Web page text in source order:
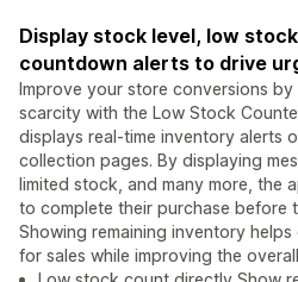
Display stock level, low
countdown alerts to drive
Improve your store conversions
scarcity with the Low Stock
displays real-time inventory alerts
collection pages. By displaying
limited stock, and many more, the
to complete their purchase before
Showing remaining inventory
for sales while improving the